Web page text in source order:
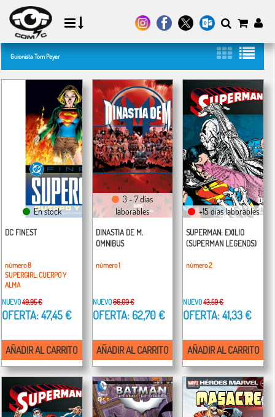
Guionista Tom Peyer
En stock
DC FINEST
número 8
SUPERGIRL: CUERPO Y
ALMA
NUEVO49,95 €
OFERTA: 47,45 €
AÑADIR AL CARRITO
3 - 7 días
laborables
DINASTIA DE M.
OMNIBUS
número 1
NUEVO66,00 €
OFERTA: 62,70 €
AÑADIR AL CARRITO
+15 días laborables
SUPERMAN: EXILIO
(SUPERMAN LEGENDS)
número 2
NUEVO43,50 €
OFERTA: 41,33 €
AÑADIR AL CARRITO